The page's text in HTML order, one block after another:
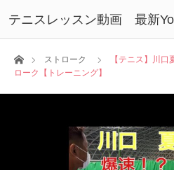
テニスレッスン動画 最新
ホームストローク
【テニス】川
ローク【トレーニング】